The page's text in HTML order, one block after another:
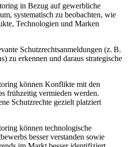
in Bezug auf gewerbliche
systematisch zu beobachten, wie
Technologien und Marken
Schutzrechtsanmeldungen (z. B.
zu erkennen und daraus strategische
können Konflikte mit den
frühzeitig vermieden werden.
Schutzrechte gezielt platziert
können technologische
besser verstanden sowie